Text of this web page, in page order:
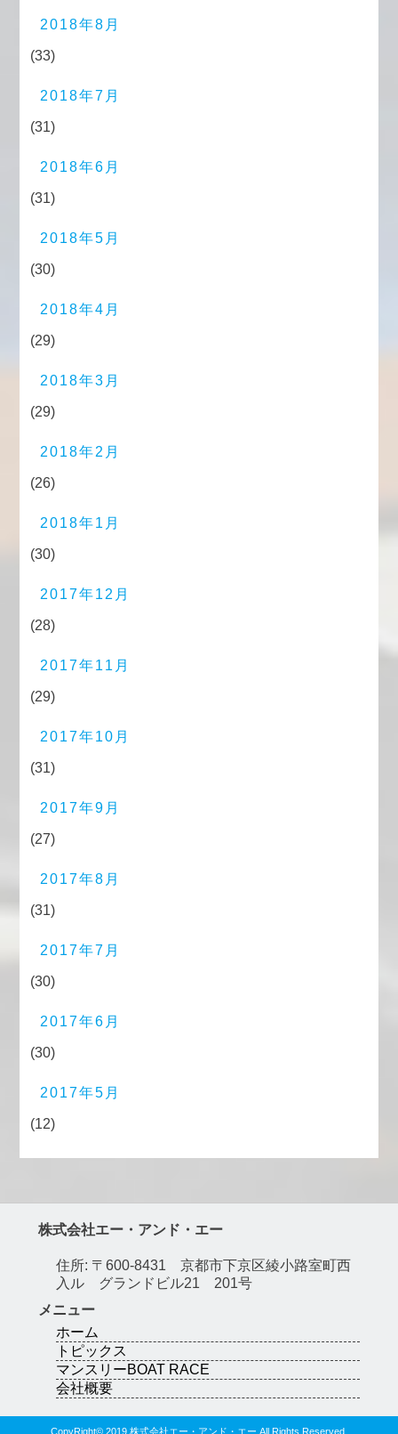
2018年8月
(33)
2018年7月
(31)
2018年6月
(31)
2018年5月
(30)
2018年4月
(29)
2018年3月
(29)
2018年2月
(26)
2018年1月
(30)
2017年12月
(28)
2017年11月
(29)
2017年10月
(31)
2017年9月
(27)
2017年8月
(31)
2017年7月
(30)
2017年6月
(30)
2017年5月
(12)
株式会社エー・アンド・エー
住所: 〒600-8431 京都市下京区綾小路室町西
入ル グランドビル21 201号
メニュー
ホーム
トピックス
マンスリーBOAT RACE
会社概要
CopyRight© 2019 株式会社エー・アンド・エー All Rights Reserved.